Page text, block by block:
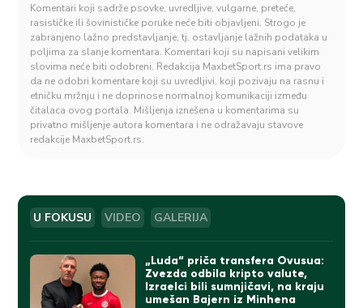
Komentari koji sadrže psovke, uvredljive, vulgarne, preteće,
rasističke ili šovinističke poruke neće biti objavljeni. Strogo je
zabranjeno lažno predstavljanje, tj. ostavljanje lažnih podataka u
poljima za slanje komentara. Komentari koji su napisani velikim
slovima neće biti odobreni. Redakcija MaxbetSport.rs ima pravo
da ne odobri komentare koji su uvredljivi, koji pozivaju na rasnu i
etničku mržnju i ne doprinose normalnoj komunikaciji između
čitalaca ovog portala. Mišljenja iznešena u komentarima su
privatno mišljenje autora komentara i ne odražavaju stavove
redakcije MaxbetSport.rs.
U FOKUSU VIDEO GALERIJA
„Luda“ priča transfera Ovusua:
Zvezda odbila kripto valute,
Izraelci bili sumnjičavi, na kraju
umešan Bajern iz Minhena